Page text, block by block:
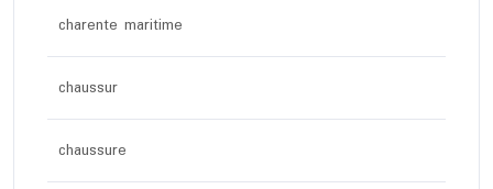
charente maritime
chaussur
chaussure